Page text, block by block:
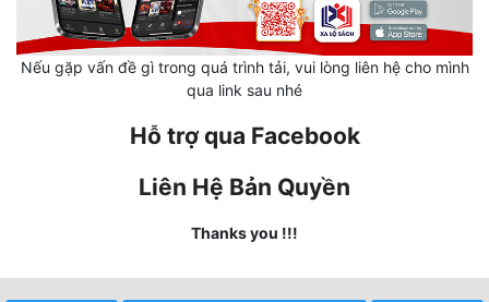
Nữ Cường
Nếu gặp vấn đề gì trong quá trình tải, vui lòng liên hệ cho mình
qua link sau nhé
Hỗ trợ qua Facebook
Liên Hệ Bản Quyền
Thanks you !!!